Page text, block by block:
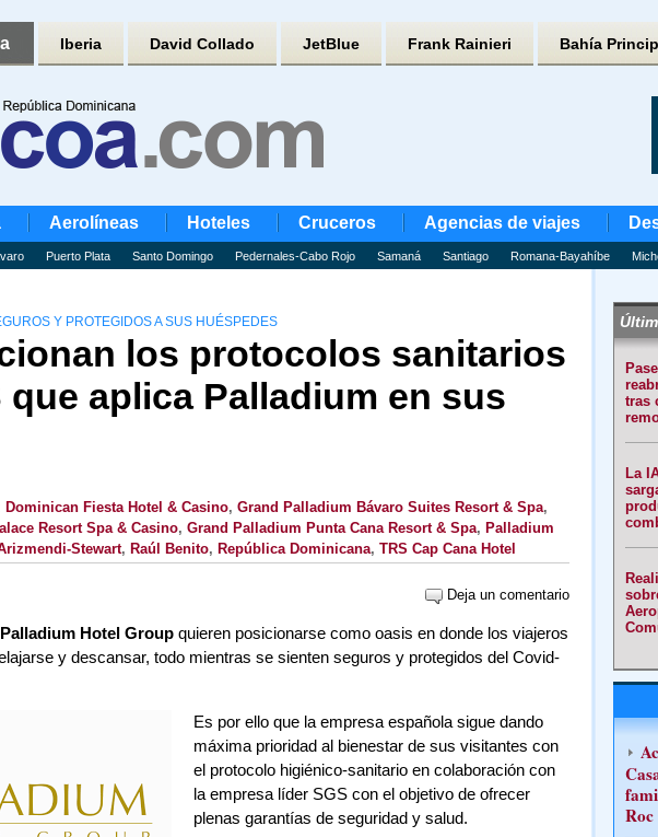
Iberia David Collado JetBlue Frank Rainieri Bahía
Aerolíneas Hoteles Cruceros Agencias de viajes
Puerto Plata Santo Domingo Pedernales-Cabo Rojo Samaná Santiago Romana-Bayahíbe
Y PROTEGIDOS A SUS HUÉSPEDES
los protocolos sanitarios
que aplica Palladium en sus
Dominican Fiesta Hotel & Casino, Grand Palladium Bávaro Suites Resort & Spa,
Resort Spa & Casino, Grand Palladium Punta Cana Resort & Spa, Palladium
Stewart, Raúl Benito, República Dominicana, TRS Cap Cana Hotel
Deja un comentario
Palladium Hotel Groupquieren posicionarse como oasis en donde los viajeros
y descansar, todo mientras se sienten seguros y protegidos del Covid-
Es por ello que la empresa española sigue dando
máxima prioridad al bienestar de sus visitantes con
el protocolo higiénico-sanitario en colaboración con
la empresa líder SGS con el objetivo de ofrecer
plenas garantías de seguridad y salud.
tras
La
Roc